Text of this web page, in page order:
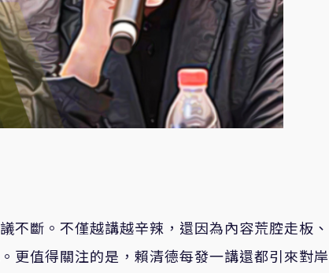
不斷。不僅越講越辛辣，還因為內容荒腔走板、
更值得關注的是，賴清德每發一講還都引來對岸